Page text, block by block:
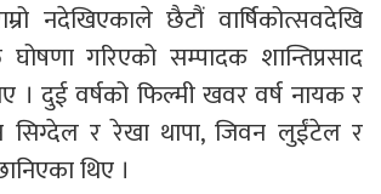
नदेखिएकाले छैटौं वार्षिकोत्सवदेखि
घोषणा गरिएको सम्पादक शान्तिप्रसाद
। दुई वर्षको फिल्मी खवर वर्ष नायक र
सिग्देल र रेखा थापा, जिवन लुईंटेल र
थिए ।